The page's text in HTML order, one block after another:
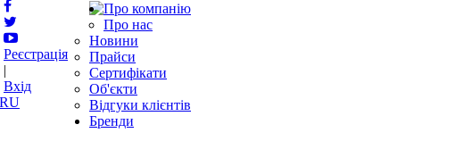
Реєстрація
|
Вхід
RU
Про компанію
Про нас
Новини
Прайси
Сертифікати
Об'єкти
Відгуки клієнтів
Бренди